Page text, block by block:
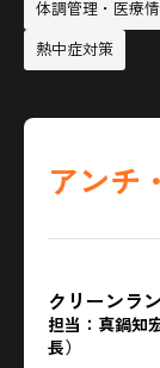
体調管理・医療
熱中症対策
アンチ
クリーンラ
担当：真鍋知
長）